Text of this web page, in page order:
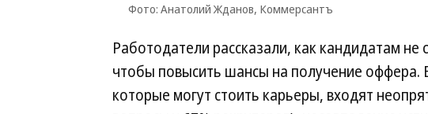
Фото: Анатолий Жданов, Коммерсантъ
Работодатели рассказали, как кандидатам не
чтобы повысить шансы на получение оффера.
которые могут стоить карьеры, входят